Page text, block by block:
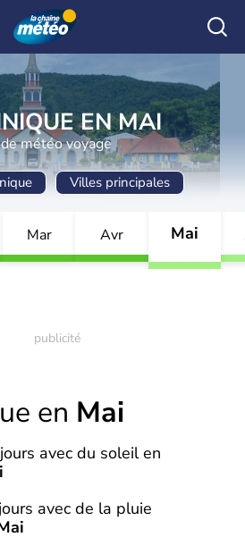
EN MAI
météo voyage
Villes principales
Mar Avr Mai
en Mai
jours avec du soleil en
avec de la pluie